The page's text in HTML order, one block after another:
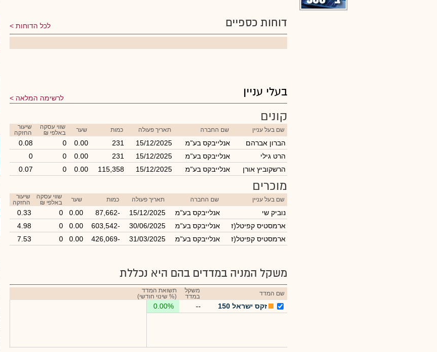
דוחות כספיים לכל הדוחות
בעלי עניין לרשימה המלאה
קונים
שם בעל עניין שם החברה תאריך פעולה כמות שער
שווי עסקה
באלפי ₪
שיעור
החזקה
הברון אברהם אנלייבקס בע"מ 15/12/2025
231
0.00
0
0.08
הרט גילי
אנלייבקס בע"מ 15/12/2025
231
0.00
0
0
הרשקוביץ אורן
אנלייבקס בע"מ 15/12/2025
115,358
0.00
0
0.07
מוכרים
שם בעל עניין שם החברה תאריך פעולה כמות שער
שווי עסקה
באלפי ₪
שיעור
החזקה
נוביק שי אנלייבקס בע"מ 15/12/2025
-87,662
0.00
0
0.33
ארמסטיס קפיטל(ז
אנלייבקס בע"מ 30/06/2025
-603,542
0.00
0
4.98
ארמסטיס קפיטל(ז
אנלייבקס בע"מ 31/03/2025
-426,069
0.00
0
7.53
משקל המניה במדדים בהם היא נכללת
שם המדד
משקל
במדד
תשואת המדד
(% שינוי חודשי)
זקס ישראל 150 --
0.00%